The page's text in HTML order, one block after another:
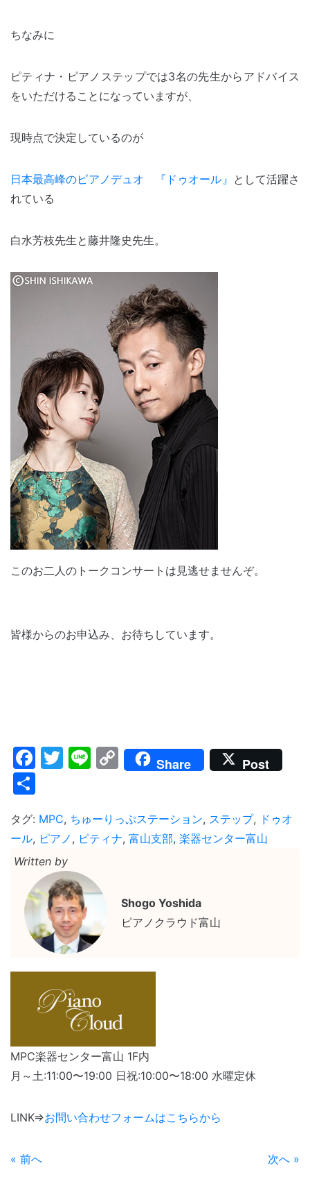
ちなみに
ピティナ・ピアノステップでは3名の先生からアドバイス
をいただけることになっていますが、
現時点で決定しているのが
日本最高峰のピアノデュオ 『ドゥオール』 として活躍さ
れている
白水芳枝先生と藤井隆史先生。
このお二人のトークコンサートは見逃せませんぞ。
皆様からのお申込み、お待ちしています。
Facebook
Twitter
LineCopy
Link
Share Post
タグ: MPC, ちゅーりっぷステーション, ステップ, ドゥオ
ール, ピアノ , ピティナ, 富山支部, 楽器センター富山
Written by
Shogo Yoshida
ピアノクラウド富山
MPC楽器センター富山 1F内
月～土:11:00〜19:00 日祝:10:00〜18:00 水曜定休
LINK⇒お問い合わせフォームはこちらから
« 前へ 次へ »